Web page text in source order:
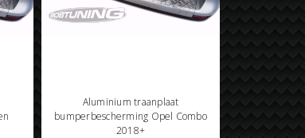
Aluminium traanplaat
bumperbescherming Opel Combo
2018+